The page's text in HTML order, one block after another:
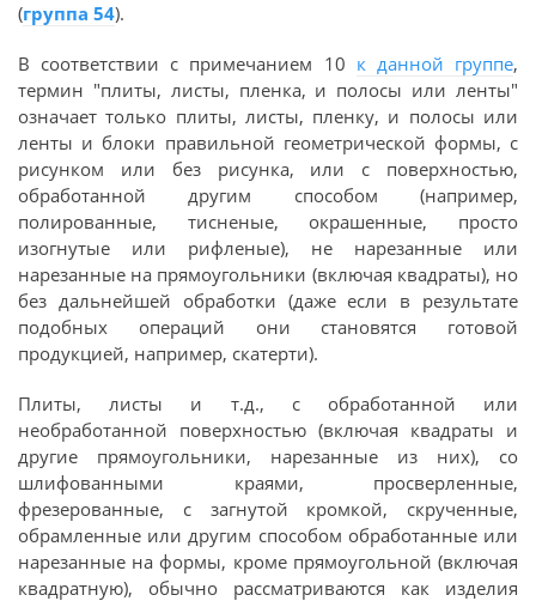
(группа 54).
В соответствии с примечанием 10 к данной группе,
термин "плиты, листы, пленка, и полосы или ленты"
означает только плиты, листы, пленку, и полосы или
ленты и блоки правильной геометрической формы, с
рисунком или без рисунка, или с поверхностью,
обработанной другим способом (например,
полированные, тисненые, окрашенные, просто
изогнутые или рифленые), не нарезанные или
нарезанные на прямоугольники (включая квадраты), но
без дальнейшей обработки (даже если в результате
подобных операций они становятся готовой
продукцией, например, скатерти).
Плиты, листы и т.д., с обработанной или
необработанной поверхностью (включая квадраты и
другие прямоугольники, нарезанные из них), со
шлифованными краями, просверленные,
фрезерованные, с загнутой кромкой, скрученные,
обрамленные или другим способом обработанные или
нарезанные на формы, кроме прямоугольной (включая
квадратную), обычно рассматриваются как изделия